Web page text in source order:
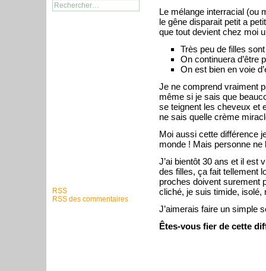
RSS
RSS des commentaires
Le mélange interracial (ou
le gêne disparait petit a
que tout devient chez moi
Très peu de filles
On continuera d’être
On est bien en voie
Je ne comprend vraiment
même si je sais que
se teignent les cheveux et
ne sais quelle crème
Moi aussi cette différence
monde ! Mais personne ne
J’ai bientôt 30 ans et il est
des filles, ça fait tellement
proches doivent surement
cliché, je suis timide, isolé,
J’aimerais faire un simple
Êtes-vous fier de cette